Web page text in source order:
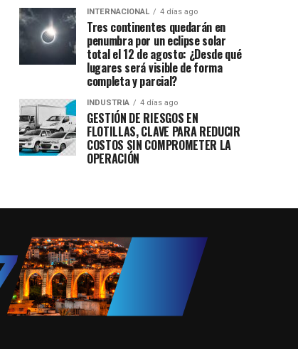
INTERNACIONAL 4 días ago
Tres continentes quedarán en
penumbra por un eclipse solar
total el 12 de agosto: ¿Desde qué
lugares será visible de forma
completa y parcial?
INDUSTRIA 4 días ago
GESTIÓN DE RIESGOS EN
FLOTILLAS, CLAVE PARA REDUCIR
COSTOS SIN COMPROMETER LA
OPERACIÓN